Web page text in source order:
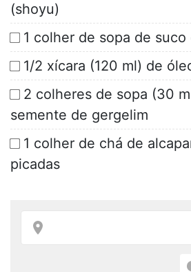
(shoyu)
1 colher de sopa de suco
1/2 xícara (120 ml) de
2 colheres de sopa (30
semente de gergelim
1 colher de chá de
picadas